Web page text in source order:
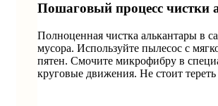
Пошаговый процесс чистки
Полноценная чистка алькантары в
мусора. Используйте пылесос с
пятен. Смочите микрофибру в
круговые движения. Не стоит